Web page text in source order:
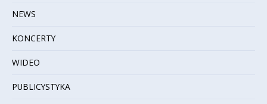
NEWS
KONCERTY
WIDEO
PUBLICYSTYKA